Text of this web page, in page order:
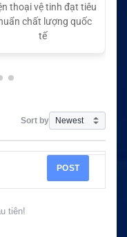
thoại vệ tinh đạt tiêu
chất lượng quốc
tế
Sort by
POST
tiên!